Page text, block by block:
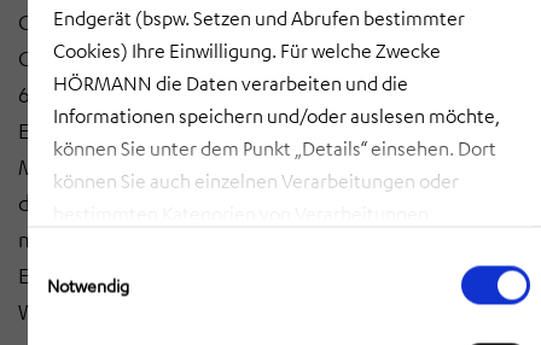
Endgerät (bspw. Setzen und Abrufen bestimmter
Cookies) Ihre Einwilligung. Für welche Zwecke
HÖRMANN die Daten verarbeiten und die
Informationen speichern und/oder auslesen möchte,
können Sie unter dem Punkt „Details“ einsehen. Dort
können Sie auch einzelnen Verarbeitungen oder
Sie ein, dass HÖRMANN alle der erläuterten
Informationen speichern sowie auslesen und damit
Notwendig
Geschäftsbereiche im Jahr 2026 weiterhin einen
Gesamtumsatz von 700 Mio. € bis 760 Mio. € (2025:
697,4 Mio. €). Zudem wird ein erneut positives
Ergebnis vor Zinsen und Steuern (EBIT) von rund 30
Mio. € (2025: 30,4 Mio. €) prognostiziert. Der Ausblick
der HÖRMANN Industries hängt allerdings
maßgeblich von der weiteren geopolitischen
Entwicklung und deren Auswirkungen auf die
Weltwirtschaft ab.